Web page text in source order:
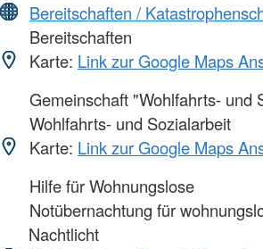
Bereitschaften /
Bereitschaften
Karte: Link zur Google Maps
Gemeinschaft "Wohlfahrts- und
Wohlfahrts- und Sozialarbeit
Karte: Link zur Google Maps
Hilfe für Wohnungslose
Notübernachtung für
Nachtlicht